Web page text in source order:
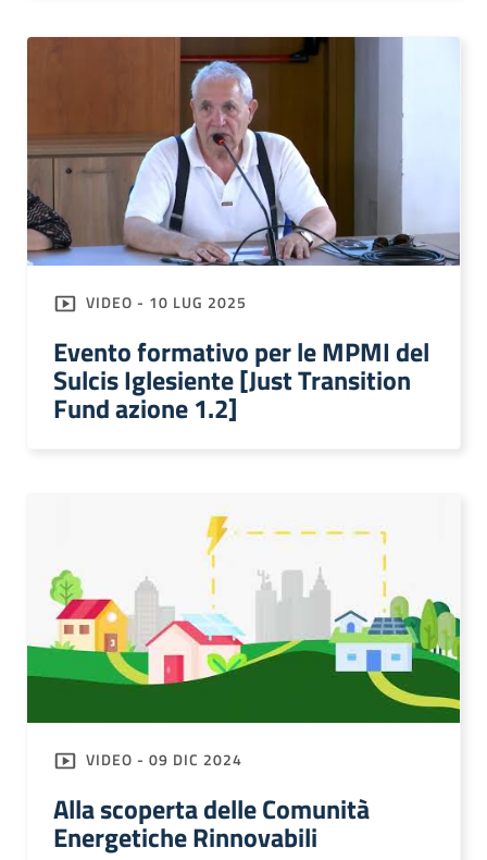
VIDEO - 10 LUG 2025
Evento formativo per le MPMI del
Sulcis Iglesiente [Just Transition
Fund azione 1.2]
VIDEO - 09 DIC 2024
Alla scoperta delle Comunità
Energetiche Rinnovabili